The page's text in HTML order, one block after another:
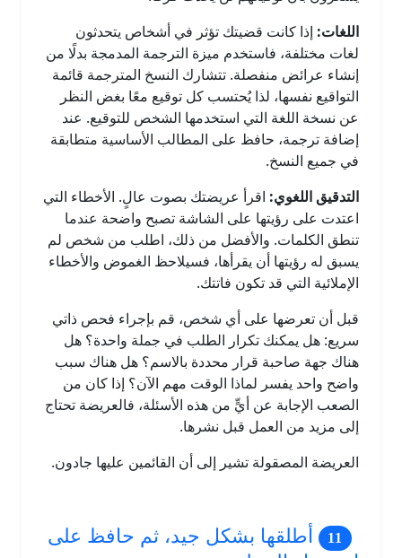
اللغات: إذا كانت قضيتك تؤثر في أشخاص يتحدثون
لغات مختلفة، فاستخدم ميزة الترجمة المدمجة بدلًا من
إنشاء عرائض منفصلة. تتشارك النسخ المترجمة قائمة
التواقيع نفسها، لذا يُحتسب كل توقيع معًا بغض النظر
عن نسخة اللغة التي استخدمها الشخص للتوقيع. عند
إضافة ترجمة، حافظ على المطالب الأساسية متطابقة
في جميع النسخ.
التدقيق اللغوي: اقرأ عريضتك بصوت عالٍ. الأخطاء التي
اعتدت على رؤيتها على الشاشة تصبح واضحة عندما
تنطق الكلمات. والأفضل من ذلك، اطلب من شخص لم
يسبق له رؤيتها أن يقرأها، فسيلاحظ الغموض والأخطاء
الإملائية التي قد تكون فاتتك.
قبل أن تعرضها على أي شخص، قم بإجراء فحص ذاتي
سريع: هل يمكنك تكرار الطلب في جملة واحدة؟ هل
هناك جهة صاحبة قرار محددة بالاسم؟ هل هناك سبب
واضح واحد يفسر لماذا الوقت مهم الآن؟ إذا كان من
الصعب الإجابة عن أيٍّ من هذه الأسئلة، فالعريضة تحتاج
إلى مزيد من العمل قبل نشرها.
العريضة المصقولة تشير إلى أن القائمين عليها جادون.
أطلقها بشكل جيد، ثم حافظ على